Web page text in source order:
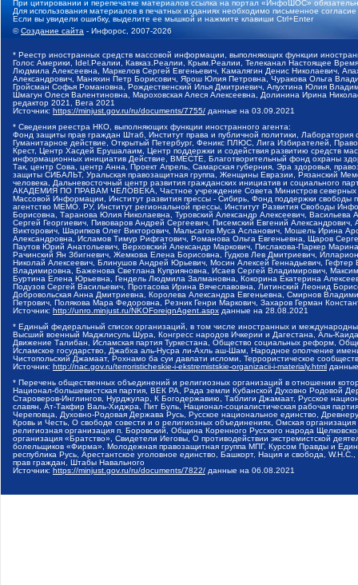
При цитировании и перепечатке материалов ссылка на портал «ИнфоШОС»
Для использования материалов в печатных изданиях необходимо письменное
Если вы увидели ошибку, выделите ее мышкой и нажмите клавиши Ctrl+Enter
©Создание сайта - Инфорос, 2007-2026
* Реестр иностранных средств массовой информации, выполняющих функции
Голос Америки, Idel.Реалии, Кавказ.Реалии, Крым.Реалии, Телеканал Настоящее
Людмила Алексеевна, Маркелов Сергей Евгеньевич, Камалягин Денис Николаевич,
Александрович, Маняхин Петр Борисович, Ярош Юлия Петровна, Чуракова Ольга
Гройсман Софья Романовна, Рождественский Илья Дмитриевич, Апухтина Юлия
Шмагун Олеся Валентиновна, Мароховская Алеся Алексеевна, Долинина Ирина
редактор 2021, Вега 2021
Источник: https://minjust.gov.ru/ru/documents/7755/ данные на 03.09.2021
* Сведения реестра НКО, выполняющих функции иностранного агента:
Фонд защиты прав граждан Штаб, Институт права и публичной политики,
Гуманитарное действие, Открытый Петербург, Феникс ПЛЮС, Лига Избирателей,
Крест, Центр Хасдей Ерушалаим, Центр поддержки и содействия развитию средств
информационных инициатив Действие, ВМЕСТЕ, Благотворительный фонд охраны
Так, центр Сова, центр Анна, Проект Апрель, Самарская губерния, Эра здоровья,
защиты СИБАЛЬТ, Уральская правозащитная группа, Женщины Евразии, Рязанский
человека, Дальневосточный центр развития гражданских инициатив и социального
АКАДЕМИЯ ПО ПРАВАМ ЧЕЛОВЕКА, Частное учреждение Совета Министров северных
Массовой Информации, Институт развития прессы - Сибирь, Фонд поддержки
агентство МЕМО. РУ, Институт региональной прессы, Институт Развития Свободы
Борисовна, Таранова Юлия Николаевна, Туровский Александр Алексеевич,
Сергей Георгиевич, Пивоваров Андрей Сергеевич, Писемский Евгений
Викторович, Шарипков Олег Викторович, Мальсагов Муса Асланович, Мошель Ирина
Александровна, Исламов Тимур Рифгатович, Романова Ольга Евгеньевна, Щаров
Паутов Юрий Анатольевич, Верховский Александр Маркович, Пислакова-Паркер
Рачинский Ян Збигневич, Жемкова Елена Борисовна, Гудков Лев Дмитриевич,
Николай Алексеевич, Блинушов Андрей Юрьевич, Мосин Алексей Геннадьевич,
Владимировна, Баженова Светлана Куприяновна, Исаев Сергей Владимирович,
Буртина Елена Юрьевна, Гендель Людмила Залмановна, Кокорина Екатерина
Подузов Сергей Васильевич, Протасова Ирина Вячеславовна, Литинский Леонид
Добровольская Анна Дмитриевна, Королева Александра Евгеньевна, Смирнов
Петрович, Полякова Мара Федоровна, Резник Генри Маркович, Захаров Герман
Источник: http://unro.minjust.ru/NKOForeignAgent.aspx данные на 28.08.2021
* Единый федеральный список организаций, в том числе иностранных и
Высший военный Маджлисуль Шура, Конгресс народов Ичкерии и Дагестана, Аль-
Движение Талибан, Исламская партия Туркестана, Общество социальных реформ,
Исламское государство, Джабха аль-Нусра ли-Ахль аш-Шам, Народное ополчение
Чистопольский Джамаат, Рохнамо ба суи давлати исломи, Террористическое
Источник: http://nac.gov.ru/terroristicheskie-i-ekstremistskie-organizacii-i-materialy.html
* Перечень общественных объединений и религиозных организаций в отношении
Национал-большевистская партия, ВЕК РА, Рада земли Кубанской Духовно Родовой
Староверов-Инглингов, Нурджулар, К Богодержавию, Таблиги Джамаат, Русское
славян, Ат-Такфир Валь-Хиджра, Пит Буль, Национал-социалистическая рабочая
Череповца, Духовно-Родовая Держава Русь, Русское национальное единство,
Кровь и Честь, О свободе совести и о религиозных объединениях, Омская
религиозная организация п. Боровский, Община Коренного Русского народа
организация «Братство», Свидетели Иеговы, О противодействии экстремистской
болельщиков «Фирма», Молодежная правозащитная группа МПГ, Курсом Правды и
республика Русь, Арестантское уголовное единство, Башкорт, Нация и свобода,
прав граждан, Штабы Навального
Источник: https://minjust.gov.ru/ru/documents/7822/ данные на 06.08.2021